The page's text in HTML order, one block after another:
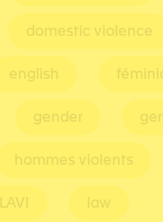
domestic violence
english
gender
hommes violents
LAVI law